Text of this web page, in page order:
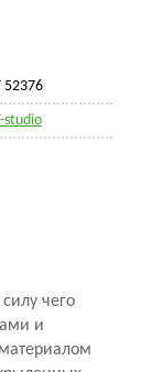
52376
studio
чего
и